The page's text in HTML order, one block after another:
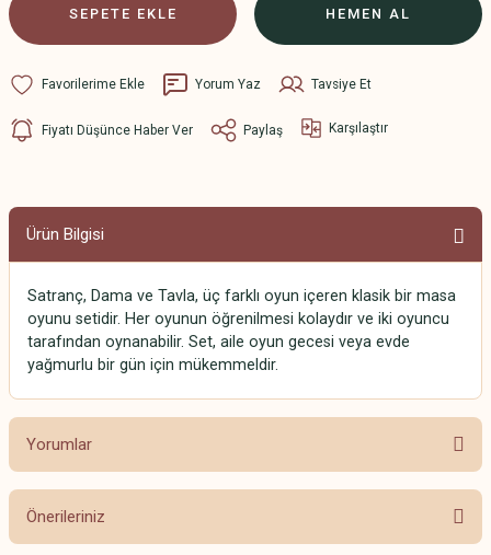
SEPETE EKLE HEMEN AL
Yorum Yaz Tavsiye Et
Fiyatı Düşünce Haber Ver Paylaş Karşılaştır
Ürün Bilgisi
Satranç, Dama ve Tavla, üç farklı oyun içeren klasik bir masa
oyunu setidir. Her oyunun öğrenilmesi kolaydır ve iki oyuncu
tarafından oynanabilir. Set, aile oyun gecesi veya evde
yağmurlu bir gün için mükemmeldir.
Yorumlar
Bu ürüne ilk yorumu siz yapın!
Önerileriniz